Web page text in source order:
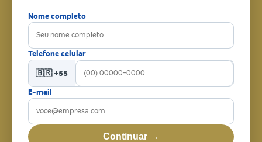
Nome completo
Telefone celular
🇧🇷 +55
E-mail
Continuar →